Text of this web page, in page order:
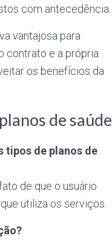
com antecedência.
vantajosa para
contrato e a própria
os benefícios da
de saúde
tipos de planos de
de que o usuário
utiliza os serviços.